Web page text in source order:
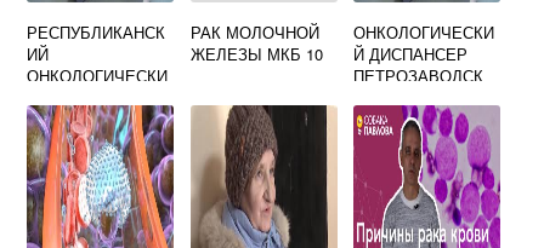
РЕСПУБЛИКАНСК
ИЙ
ОНКОЛОГИЧЕСКИ
КАЗАНЬ
ОФИЦИАЛЬНЫЙ
САЙТ
РАК МОЛОЧНОЙ
ЖЕЛЕЗЫ МКБ 10
ОНКОЛОГИЧЕСКИ
Й ДИСПАНСЕР
ПЕТРОЗАВОДСК
САЙТ